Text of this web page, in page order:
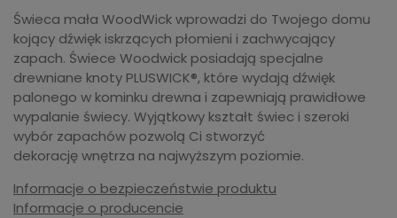
Świeca mała WoodWick wprowadzi do Twojego domu
kojący dźwięk iskrzących płomieni i zachwycający
zapach. Świece Woodwick posiadają specjalne
drewniane knoty PLUSWICK®, które wydają dźwięk
palonego w kominku drewna i zapewniają prawidłowe
wypalanie świecy. Wyjątkowy kształt świec i szeroki
wybór zapachów pozwolą Ci stworzyć
dekorację wnętrza na najwyższym poziomie.
Informacje o bezpieczeństwie produktu
Informacje o producencie